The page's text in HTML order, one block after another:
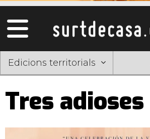
Edicions territorials
Tres adioses